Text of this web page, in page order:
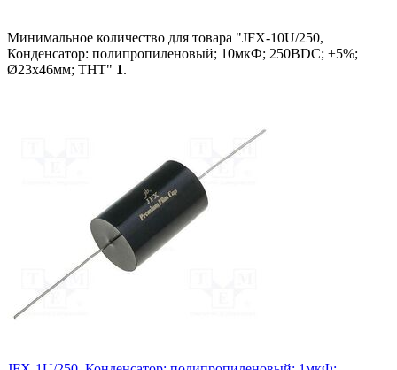
Минимальное количество для товара "JFX-10U/250,
Конденсатор: полипропиленовый; 10мкФ; 250ВDC; ±5%;
Ø23x46мм; THT" 1.